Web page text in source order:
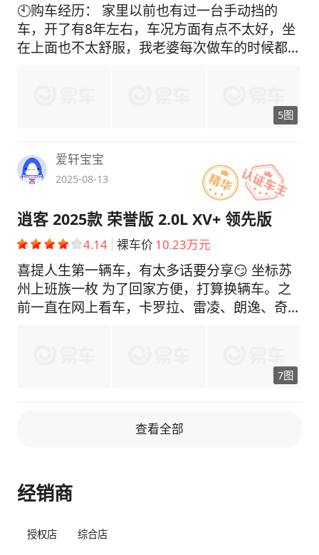
🕙购车经历： 家里以前也有过一台手动挡的
车，开了有8年左右，车况方面有点不太好，坐
在上面也不太舒服，我老婆每次做车的时候都要
车的预算还是有的所以去年时候就把买车这事给
终结了。之前一直开的轿车，现在想车那肯定是
所以我想考虑紧凑型的车就够用了，有个同事推
荐我去看日产奇骏，说这个车还挺好的，排量小
省油而且空间大，听着很心动，后来找了一天时
间我跟我老婆都休息一起去的4S店看看实车，
到店之后我跟我老婆看完奇骏感觉这前脸太丑
了，空间是够大，颜值不行顿时没心情了，准备
要走了，后来销售又帮我推荐了逍客2.0L，还别
说这个逍客看着还挺顺眼，比起奇骏颜值强，又
了解了价格，店里现在还能优惠1.9W，既然来
2.0自吸低配，高配就比低配多个座椅加热没啥
鸟用价钱高不少，不如低配划算。 💴提车价
之后裸车价格在10.69万，保险方面一共花了
压力，落地价格12.2万，这价位也算挺好的了最
垫，车窗膜等等小礼品。 ⛽油耗表现：： 在去
5图
爱轩宝宝
2025-08-13
逍客 2025款 荣誉版 2.0L XV+ 领先版
4.14 裸车价 10.23万元
喜提人生第一辆车，有太多话要分享😏 坐标苏
州上班族一枚 为了回家方便，打算换辆车。之
前一直在网上看车，卡罗拉、雷凌、朗逸、奇
也看中了，车型不算大，平时我俩能开，综合考
虑就定了它。谈价格的时候，找了点关系，直接
3000多，购置税代缴9000，最后落地11万多，
但这个配置和预算也匹配，等了2天就提车了。
人坐进去，腿部也不会觉得挤。周末带着爸妈、
的，不会有局促感。动力感受2.0L的发动机，动
7图
查看全部
经销商
授权店 综合店